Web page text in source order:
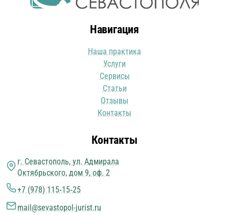
Навигация
Наша практика
Услуги
Сервисы
Статьи
Отзывы
Контакты
Контакты
г. Севастополь, ул. Адмирала
Октябрьского, дом 9, оф. 2
+7 (978) 115‑15‑25
mail@sevastopol-jurist.ru